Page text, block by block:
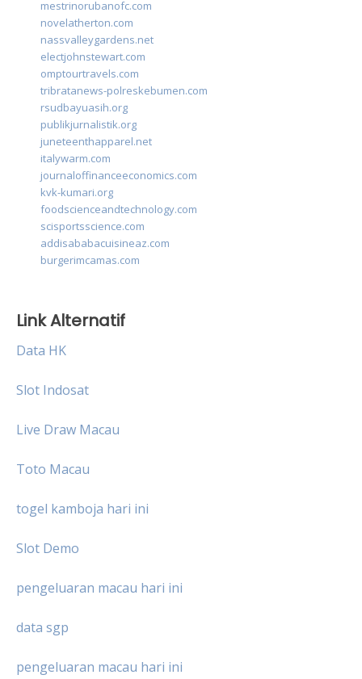
mestrinorubanofc.com
novelatherton.com
nassvalleygardens.net
electjohnstewart.com
omptourtravels.com
tribratanews-polreskebumen.com
rsudbayuasih.org
publikjurnalistik.org
juneteenthapparel.net
italywarm.com
journaloffinanceeconomics.com
kvk-kumari.org
foodscienceandtechnology.com
scisportsscience.com
addisababacuisineaz.com
burgerimcamas.com
Link Alternatif
Data HK
Slot Indosat
Live Draw Macau
Toto Macau
togel kamboja hari ini
Slot Demo
pengeluaran macau hari ini
data sgp
pengeluaran macau hari ini